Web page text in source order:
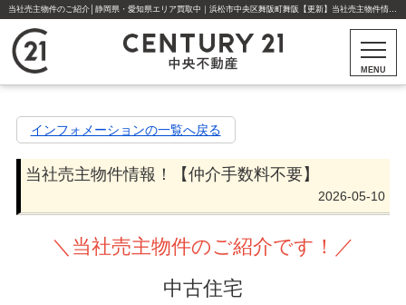
当社売主物件のご紹介│静岡県・愛知県エリア買取中｜浜松市中央区舞阪町舞阪【更新】当社売主物件情報！【仲介手数料不要】 | 浜松市・磐田市・静岡市・焼津市・藤枝市・豊川市・豊橋市の不動産はセンチュリー21中央不動産
MENU
インフォメーションの一覧へ戻る
当社売主物件情報！【仲介手数料不要】
2026-05-10
＼当社売主物件のご紹介です！／
中古住宅